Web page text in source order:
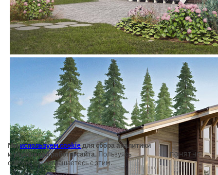
Мыиспользуем cookieдля сбора аналитики
и улучшения работы сайта. Пользуясь
сайтом, вы соглашаетесь с этим.
ПОНЯТНО